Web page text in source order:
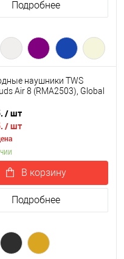
Подробнее
наушники TWS
Air 8 (RMA2503), Global
/ шт
/ шт
В корзину
Подробнее